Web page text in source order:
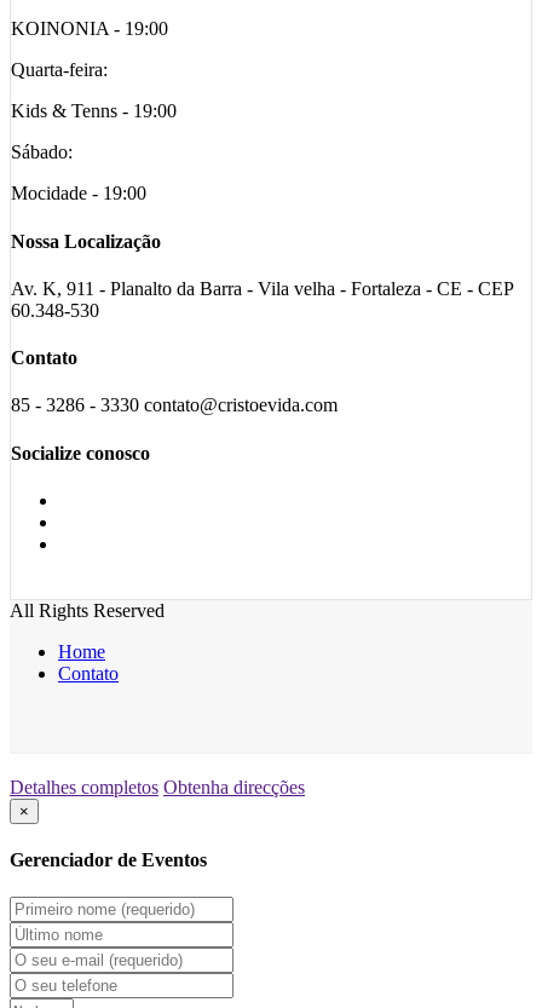
KOINONIA - 19:00
Quarta-feira:
Kids & Tenns - 19:00
Sábado:
Mocidade - 19:00
Nossa Localização
Av. K, 911 - Planalto da Barra - Vila velha - Fortaleza - CE - CEP
60.348-530
Contato
85 - 3286 - 3330 contato@cristoevida.com
Socialize conosco
All Rights Reserved
Home
Contato
Detalhes completos Obtenha direcções
×
Gerenciador de Eventos